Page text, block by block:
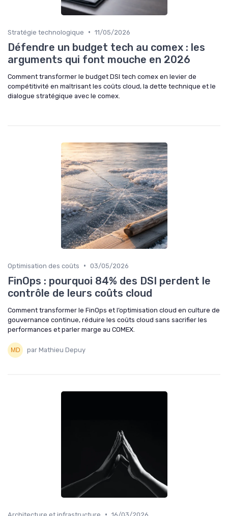
Stratégie technologique • 11/05/2026
Défendre un budget tech au comex : les
arguments qui font mouche en 2026
Comment transformer le budget DSI tech comex en levier de
compétitivité en maîtrisant les coûts cloud, la dette technique et le
dialogue stratégique avec le comex.
Optimisation des coûts • 03/05/2026
FinOps : pourquoi 84% des DSI perdent le
contrôle de leurs coûts cloud
Comment transformer le FinOps et l’optimisation cloud en culture de
gouvernance continue, réduire les coûts cloud sans sacrifier les
performances et parler marge au COMEX.
par Mathieu Depuy